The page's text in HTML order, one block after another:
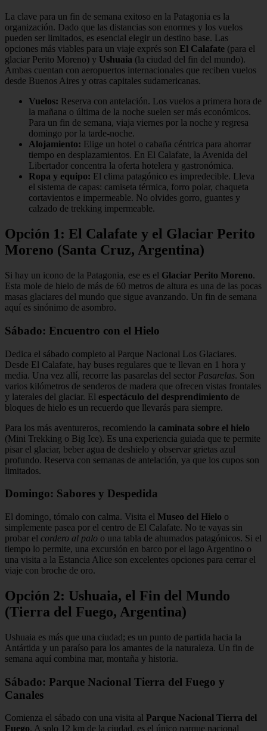
La clave para un fin de semana exitoso en la Patagonia es la
organización. Dado que las distancias son enormes y los vuelos
pueden ser limitados, es esencial elegir un destino base. Las
opciones más viables para un viaje exprés son El Calafate (para el
glaciar Perito Moreno) y Ushuaia (la ciudad del fin del mundo).
Ambas cuentan con aeropuertos internacionales que reciben vuelos
desde Buenos Aires y otras capitales sudamericanas.
Vuelos: Reserva con antelación. Los vuelos a primera hora de
la mañana o última de la noche suelen ser más económicos.
Para un fin de semana, viaja viernes por la noche y regresa
domingo por la tarde-noche.
Alojamiento: Elige un hotel o cabaña céntrica para ahorrar
tiempo en desplazamientos. En El Calafate, la Avenida del
Libertador concentra la oferta hotelera y gastronómica.
Ropa y equipo: El clima patagónico es impredecible. Lleva
el sistema de capas: camiseta térmica, forro polar, chaqueta
cortavientos e impermeable. No olvides gorro, guantes y
calzado de trekking impermeable.
Opción 1: El Calafate y el Glaciar Perito
Moreno (Santa Cruz, Argentina)
Si hay un icono de la Patagonia, ese es el Glaciar Perito Moreno.
Esta mole de hielo de más de 60 metros de altura es una de las pocas
masas glaciares del mundo que sigue avanzando. Un fin de semana
aquí es sinónimo de asombro.
Sábado: Encuentro con el Hielo
Dedica el sábado completo al Parque Nacional Los Glaciares.
Desde El Calafate, hay buses regulares que te llevan en 1 hora y
media. Una vez allí, recorre las pasarelas del sector Pasarelas. Son
varios kilómetros de senderos de madera que ofrecen vistas frontales
y laterales del glaciar. El espectáculo del desprendimiento de
bloques de hielo es un recuerdo que llevarás para siempre.
Para los más aventureros, recomiendo la caminata sobre el hielo
(Mini Trekking o Big Ice). Es una experiencia guiada que te permite
pisar el glaciar, beber agua de deshielo y observar grietas azul
profundo. Reserva con semanas de antelación, ya que los cupos son
limitados.
Domingo: Sabores y Despedida
El domingo, tómalo con calma. Visita el Museo del Hielo o
simplemente pasea por el centro de El Calafate. No te vayas sin
probar el cordero al palo o una tabla de ahumados patagónicos. Si el
tiempo lo permite, una excursión en barco por el lago Argentino o
una visita a la Estancia Alice son excelentes opciones para cerrar el
viaje con broche de oro.
Opción 2: Ushuaia, el Fin del Mundo
(Tierra del Fuego, Argentina)
Ushuaia es más que una ciudad; es un punto de partida hacia la
Antártida y un paraíso para los amantes de la naturaleza. Un fin de
semana aquí combina mar, montaña y historia.
Sábado: Parque Nacional Tierra del Fuego y
Canales
Comienza el sábado con una visita al Parque Nacional Tierra del
Fuego. A solo 12 km de la ciudad, es el único parque nacional